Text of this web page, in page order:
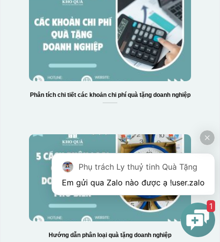
Phân tích chi tiết các khoản chi phí quà tặng doanh nghiệp
Hướng dẫn phân loại quà tặng doanh nghiệp
Phụ trách Ly thuỷ tinh Quà Tặng
Em gửi qua Zalo nào được ạ !user.zalo
1